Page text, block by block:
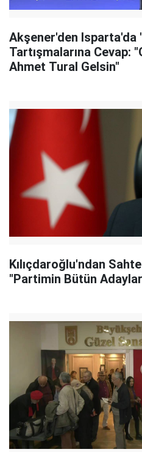
Akşener'den Isparta'da
Tartışmalarına Cevap:
Ahmet Tural Gelsin"
Kılıçdaroğlu'ndan
"Partimin Bütün